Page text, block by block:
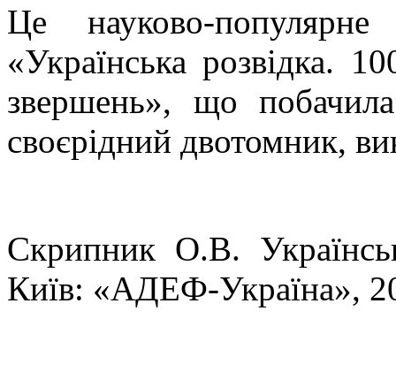
Це науково-
«Українська розвідка.
звершень», що
своєрідний двотомник,
Скрипник О.В.
Київ: «АДЕФ-Україна»,